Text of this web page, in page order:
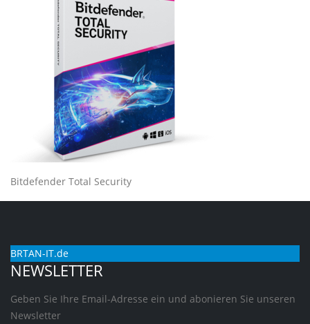
Bitdefender Total Security
BRTAN-IT.de
NEWSLETTER
Geben Sie Ihre Email-Adresse ein und abonieren Sie unseren
Newsletter